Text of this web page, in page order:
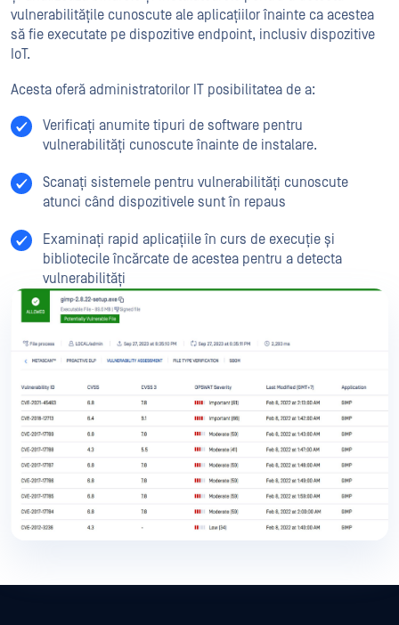
vulnerabilitățile cunoscute ale aplicațiilor înainte ca acestea
să fie executate pe dispozitive endpoint, inclusiv dispozitive
IoT.
Acesta oferă administratorilor IT posibilitatea de a:
Verificați anumite tipuri de software pentru
vulnerabilități cunoscute înainte de instalare.
Scanați sistemele pentru vulnerabilități cunoscute
atunci când dispozitivele sunt în repaus
Examinați rapid aplicațiile în curs de execuție și
bibliotecile încărcate de acestea pentru a detecta
vulnerabilități